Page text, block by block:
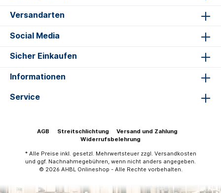
Versandarten
Social Media
Sicher Einkaufen
Informationen
Service
AGB Streitschlichtung
Versand und Zahlung
Widerrufsbelehrung
* Alle Preise inkl. gesetzl. Mehrwertsteuer zzgl. Versandkosten
und ggf. Nachnahmegebühren, wenn nicht anders angegeben.
© 2026 AHBL Onlineshop - Alle Rechte vorbehalten.